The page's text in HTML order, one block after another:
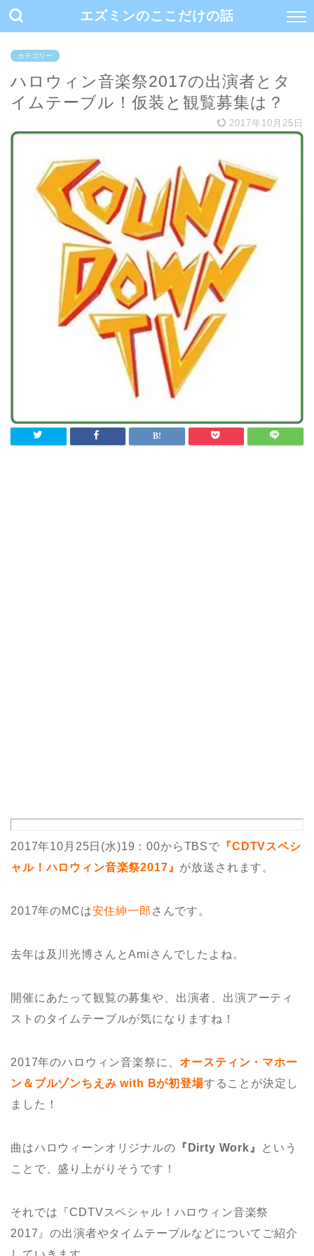
エズミンのここだけの話
カテゴリー
ハロウィン音楽祭2017の出演者とタ
イムテーブル！仮装と観覧募集は？
2017年10月25日
2017年10月25日(水)19：00からTBSで 『CDTVスペシ
ャル！ハロウィン音楽祭2017』 が放送されます。
2017年のMCは安住紳一郎 さんです。
去年は及川光博さんとAmiさんでしたよね。
開催にあたって観覧の募集や、出演者、出演アーティ
ストのタイムテーブルが気になりますね！
2017年のハロウィン音楽祭に、オースティン・マホー
ン＆ブルゾンちえみ with Bが初登場することが決定し
ました！
曲はハロウィーンオリジナルの 『Dirty Work』
という
ことで、盛り上がりそうです！
それでは『CDTVスペシャル！ハロウィン音楽祭
2017』の出演者やタイムテーブルなどについてご紹介